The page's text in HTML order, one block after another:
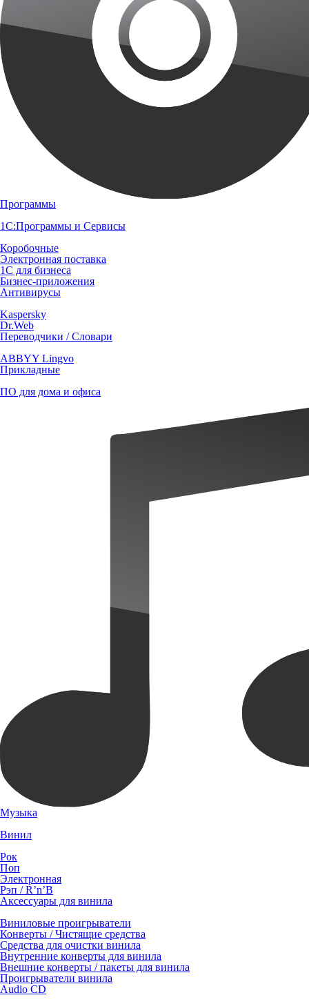
Программы
1С:Программы и Сервисы
Коробочные
Электронная поставка
1С для бизнеса
Бизнес-приложения
Антивирусы
Kaspersky
Dr.Web
Переводчики / Словари
ABBYY Lingvo
Прикладные
ПО для дома и офиса
Музыка
Винил
Рок
Поп
Электронная
Рэп / R’n’B
Аксессуары для винила
Виниловые проигрыватели
Конверты / Чистящие средства
Средства для очистки винила
Внутренние конверты для винила
Внешние конверты / пакеты для винила
Проигрыватели винила
Audio CD